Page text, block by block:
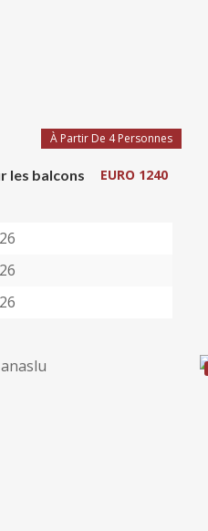
À Partir De 4 Personnes
les balcons
EURO 1240